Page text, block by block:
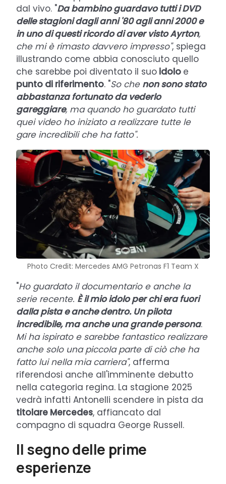
dal vivo. "Da bambino guardavo tutti i DVD
delle stagioni dagli anni '80 agli anni 2000 e
in uno di questi ricordo di aver visto Ayrton,
che mi è rimasto davvero impresso", spiega
illustrando come abbia conosciuto quello
che sarebbe poi diventato il suo idolo e
punto di riferimento. "So che non sono stato
abbastanza fortunato da vederlo
gareggiare, ma quando ho guardato tutti
quei video ho iniziato a realizzare tutte le
gare incredibili che ha fatto".
Photo Credit: Mercedes AMG Petronas F1 Team X
"Ho guardato il documentario e anche la
serie recente. È il mio idolo per chi era fuori
dalla pista e anche dentro. Un pilota
incredibile, ma anche una grande persona.
Mi ha ispirato e sarebbe fantastico realizzare
anche solo una piccola parte di ciò che ha
fatto lui nella mia carriera", afferma
riferendosi anche all'imminente debutto
nella categoria regina. La stagione 2025
vedrà infatti Antonelli scendere in pista da
titolare Mercedes, affiancato dal
compagno di squadra George Russell.
Il segno delle prime
esperienze